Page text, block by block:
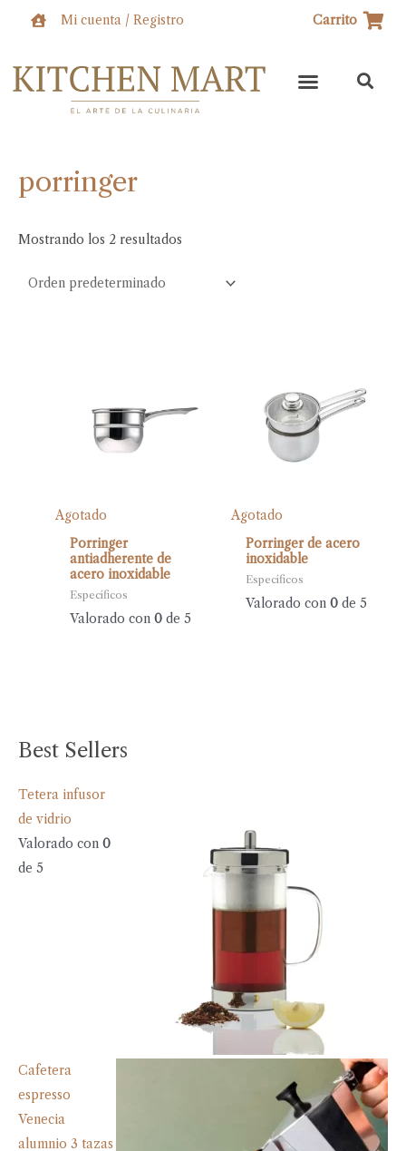
Mi cuenta / Registro Carrito
porringer
Mostrando los 2 resultados
Agotado
Porringer
antiadherente de
acero inoxidable
Específicos
Valorado con0 de 5
Agotado
Porringer de acero
inoxidable
Específicos
Valorado con 0de 5
Best Sellers
Tetera infusor
de vidrio
Valorado con 0
de 5
Cafetera
espresso
Venecia
alumnio 3 tazas